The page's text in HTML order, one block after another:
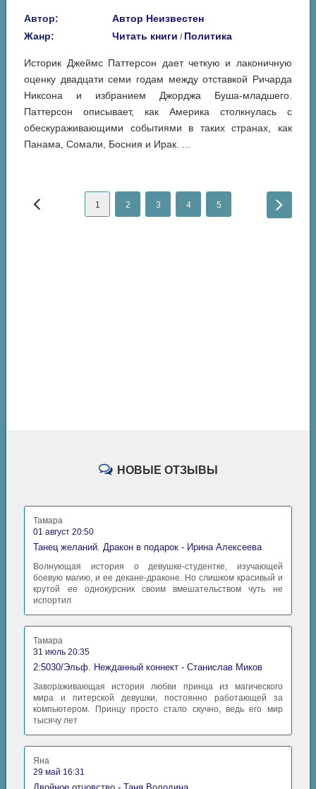
Автор:
Автор Неизвестен
Жанр:
Читать книги / Политика
Историк Джеймс Паттерсон дает четкую и лаконичную
оценку двадцати семи годам между отставкой Ричарда
Никсона и избранием Джорджа Буша-младшего.
Паттерсон описывает, как Америка столкнулась с
обескураживающими событиями в таких странах, как
Панама, Сомали, Босния и Ирак. ...
1 2 3 4 5
НОВЫЕ ОТЗЫВЫ
Тамара
01 август 20:50
Танец желаний. Дракон в подарок - Ирина Алексеева
Волнующая история о девушке-студентке, изучающей
боевую магию, и ее декане-драконе. Но слишком красивый и
крутой ее однокурсник своим вмешательством чуть не
испортил
Тамара
31 июль 20:35
2:5030/Эльф. Нежданный коннект - Станислав Миков
Завораживающая история любви принца из магического
мира и питерской девушки, постоянно работающей за
компьютером. Принцу просто стало скучно, ведь его мир
тысячу лет
Яна
29 май 16:31